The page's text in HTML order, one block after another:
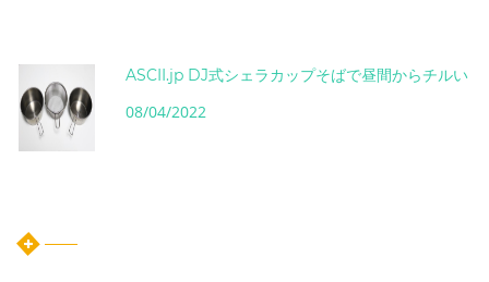
ASCII.jp DJ式シェラカップそばで昼間からチルい
08/04/2022